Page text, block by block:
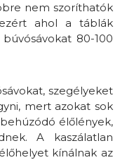
nem szoríthatók
ahol a táblák
80-100
szegélyeket
mert azokat sok
élőlények,
A kaszálatlan
kínálnak az